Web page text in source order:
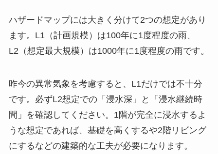
ハザードマップには大きく分けて2つの想定があり
ます。L1（計画規模）は100年に1度程度の雨、
L2（想定最大規模）は1000年に1度程度の雨です。
昨今の異常気象を考慮すると、L1だけでは不十分
です。必ずL2想定での「浸水深」と「浸水継続時
間」を確認してください。1階が完全に浸水するよ
うな想定であれば、基礎を高くするや2階リビング
にするなどの建築的な工夫が必要になります。